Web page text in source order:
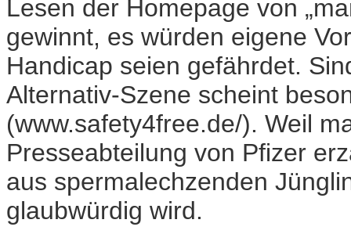
Lesen der Homepage von
gewinnt, es würden eigene
Handicap seien gefährdet.
Alternativ-Szene scheint
(www.safety4free.de/). Weil
Presseabteilung von Pfizer
aus spermalechzenden
glaubwürdig wird.